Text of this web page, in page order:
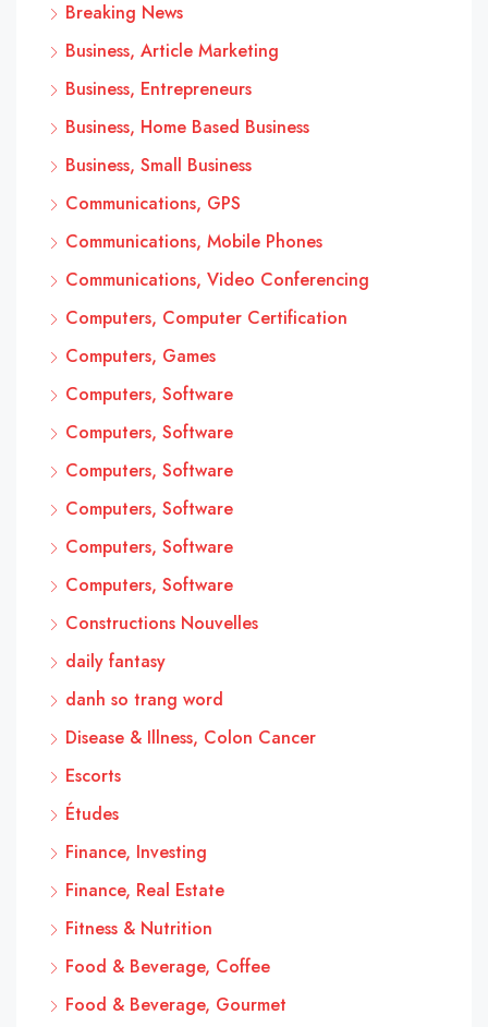
Breaking News
Business, Article Marketing
Business, Entrepreneurs
Business, Home Based Business
Business, Small Business
Communications, GPS
Communications, Mobile Phones
Communications, Video Conferencing
Computers, Computer Certification
Computers, Games
Computers, Software
Computers, Software
Computers, Software
Computers, Software
Computers, Software
Computers, Software
Constructions Nouvelles
daily fantasy
danh so trang word
Disease & Illness, Colon Cancer
Escorts
Études
Finance, Investing
Finance, Real Estate
Fitness & Nutrition
Food & Beverage, Coffee
Food & Beverage, Gourmet